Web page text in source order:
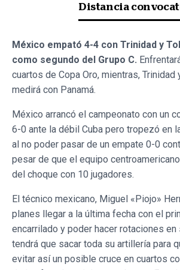
Distancia
México empató 4-4 con Trinidad y
como segundo del Grupo C.
cuartos de Copa Oro, mientras, Trinidad
medirá con Panamá.
México arrancó el campeonato con un
6-0 ante la débil Cuba pero tropezó en
al no poder pasar de un empate 0-0
pesar de que el equipo
del choque con 10 jugadores.
El técnico mexicano, Miguel «Piojo»
planes llegar a la última fecha con el
encarrilado y poder hacer rotaciones en
tendrá que sacar toda su artillería para
evitar así un posible cruce en cuartos